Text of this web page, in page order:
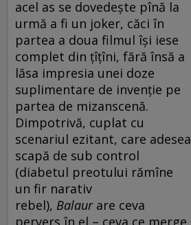
acel as se dovedește pînă la
urmă a fi un joker, căci în
partea a doua filmul își iese
complet din țîțîni, fără însă a
lăsa impresia unei doze
suplimentare de invenție pe
partea de mizanscenă.
Dimpotrivă, cuplat cu
scenariul ezitant, care adesea
scapă de sub control
(diabetul preotului rămîne
un fir narativ
rebel), Balaur are ceva
pervers în el – ceva ce merge